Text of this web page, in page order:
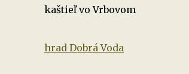
kaštieľ vo Vrbovom
hrad Dobrá Voda